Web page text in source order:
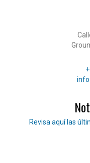
Lee nuestras
Revisa aquí las